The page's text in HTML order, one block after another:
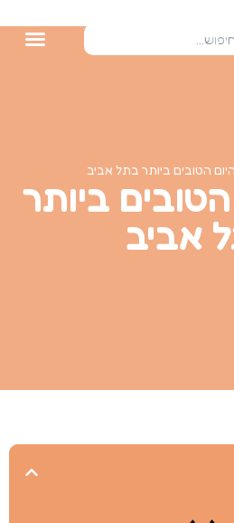
היום הטובים ביותר בתל אביב
הטובים ביותר
אביב